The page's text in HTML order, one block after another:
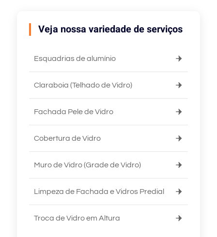
Veja nossa variedade de serviços
Esquadrias de alumínio
Claraboia (Telhado de Vidro)
Fachada Pele de Vidro
Cobertura de Vidro
Muro de Vidro (Grade de Vidro)
Limpeza de Fachada e Vidros Predial
Troca de Vidro em Altura